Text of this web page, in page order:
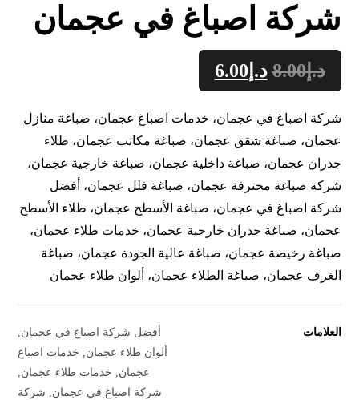
شركة اصباغ في عجمان
د.إ8.00 د.إ 6.00
شركة اصباغ في عجمان، خدمات اصباغ عجمان، صباغة منازل
عجمان، صباغة شقق عجمان، صباغة مكاتب عجمان، طلاء
جدران عجمان، صباغة داخلية عجمان، صباغة خارجية عجمان،
شركة صباغة محترفة عجمان، صباغة فلل عجمان، أفضل
شركة اصباغ في عجمان، صباغة الأسطح عجمان، طلاء الأسطح
عجمان، صباغة جدران خارجية عجمان، خدمات طلاء عجمان،
صباغة رخيصة عجمان، صباغة عالية الجودة عجمان، صباغة
الغرف عجمان، صباغة الطلاء عجمان، ألوان طلاء عجمان
العلامات أفضل شركة اصباغ في عجمان,
ألوان طلاء عجمان, خدمات اصباغ
عجمان, خدمات طلاء عجمان,
شركة اصباغ في عجمان, شركة